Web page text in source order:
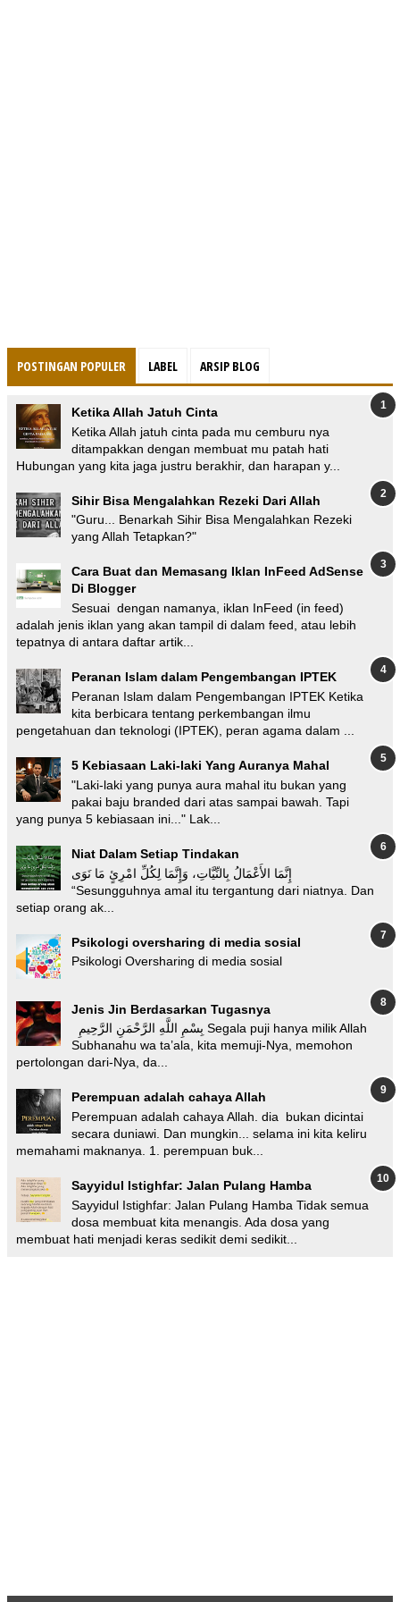
POSTINGAN POPULER LABEL ARSIP BLOG
Ketika Allah Jatuh Cinta
Ketika Allah jatuh cinta pada mu cemburu nya
ditampakkan dengan membuat mu patah hati
Hubungan yang kita jaga justru berakhir, dan harapan y...
Sihir Bisa Mengalahkan Rezeki Dari Allah
"Guru... Benarkah Sihir Bisa Mengalahkan Rezeki
yang Allah Tetapkan?"
Cara Buat dan Memasang Iklan InFeed AdSense
Di Blogger
Sesuai dengan namanya, iklan InFeed (in feed)
adalah jenis iklan yang akan tampil di dalam feed, atau lebih
tepatnya di antara daftar artik...
Peranan Islam dalam Pengembangan IPTEK
Peranan Islam dalam Pengembangan IPTEK Ketika
kita berbicara tentang perkembangan ilmu
pengetahuan dan teknologi (IPTEK), peran agama dalam ...
5 Kebiasaan Laki-laki Yang Auranya Mahal
"Laki-laki yang punya aura mahal itu bukan yang
pakai baju branded dari atas sampai bawah. Tapi
yang punya 5 kebiasaan ini..." Lak...
Niat Dalam Setiap Tindakan
إِنَّمَا الأَعْمَالُ بِالنِّيَّاتِ، وَإِنَّمَا لِكُلِّ امْرِئٍ مَا نَوَى
“Sesungguhnya amal itu tergantung dari niatnya. Dan
setiap orang ak...
Psikologi oversharing di media sosial
Psikologi Oversharing di media sosial
Jenis Jin Berdasarkan Tugasnya
Subhanahu wa ta’ala, kita memuji-Nya, memohon
pertolongan dari-Nya, da...
Perempuan adalah cahaya Allah
Perempuan adalah cahaya Allah. dia bukan dicintai
secara duniawi. Dan mungkin... selama ini kita keliru
memahami maknanya. 1. perempuan buk...
Sayyidul Istighfar: Jalan Pulang Hamba
Sayyidul Istighfar: Jalan Pulang Hamba Tidak semua
dosa membuat kita menangis. Ada dosa yang
membuat hati menjadi keras sedikit demi sedikit...